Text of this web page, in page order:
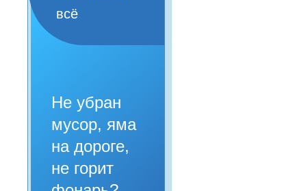
всё
Не убран
мусор, яма
на дороге,
не горит